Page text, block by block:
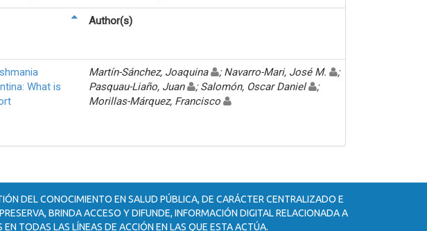
Author(s)
What is
Martín-Sánchez, Joaquina ; Navarro-Mari, José M.
;
Pasquau-Liaño, Juan
; Salomón, Oscar Daniel
;
Morillas-Márquez, Francisco
DEL CONOCIMIENTO EN SALUD PÚBLICA, DE CARÁCTER CENTRALIZADO E
BRINDA ACCESO Y DIFUNDE, INFORMACIÓN DIGITAL RELACIONADA A
TODAS LAS LÍNEAS DE ACCIÓN EN LAS QUE ESTA ACTÚA.